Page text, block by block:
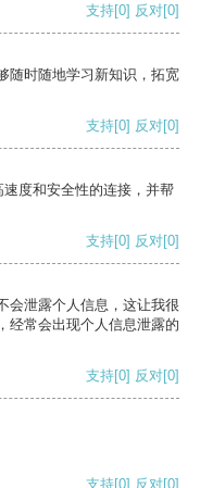
支持[0] 反对[0]
随时随地学习新知识，拓宽
支持[0] 反对[0]
度和安全性的连接，并帮
支持[0] 反对[0]
会泄露个人信息，这让我很
经常会出现个人信息泄露的
支持[0] 反对[0]
支持[0] 反对[0]